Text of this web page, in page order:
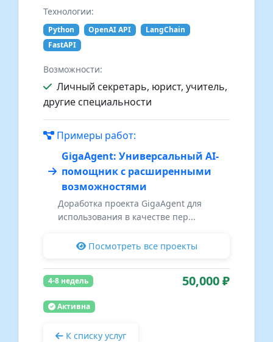
Технологии:
Python OpenAI API
LangChain
FastAPI
Возможности:
Личный секретарь, юрист, учитель,
другие специальности
Примеры работ:
GigaAgent: Универсальный AI-
помощник с расширенными
возможностями
Доработка проекта GigaAgent для
использования в качестве пер...
Посмотреть все проекты
4-8 недель 50,000 ₽
Активна
К списку услуг